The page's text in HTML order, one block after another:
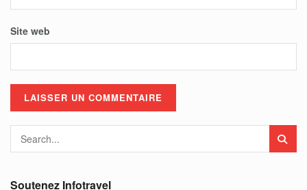
Site web
Soutenez Infotravel